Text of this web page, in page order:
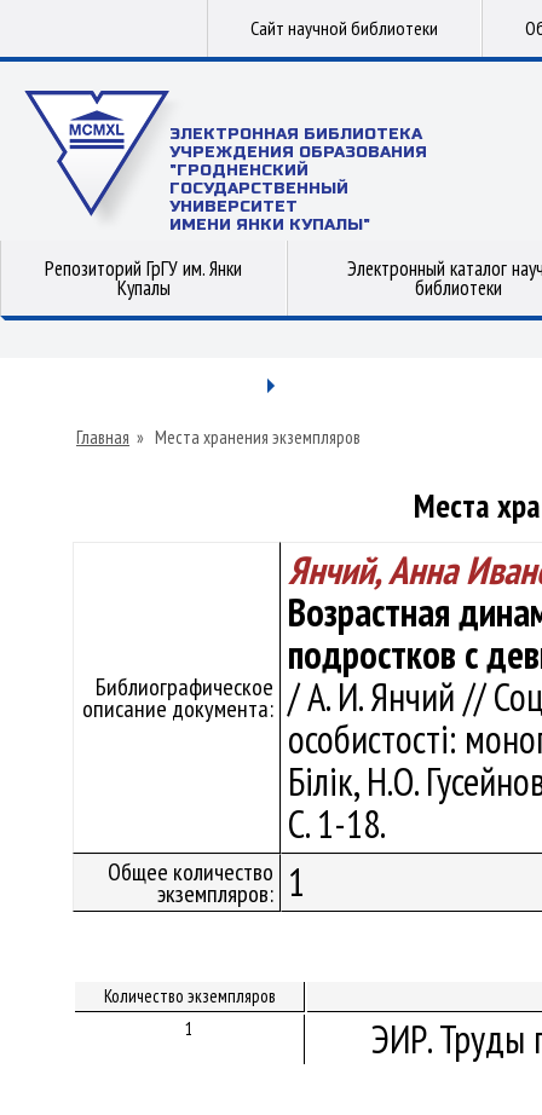
Сайт научной библиотеки
ЭЛЕКТРОННАЯ БИБЛИОТЕКА
УЧРЕЖДЕНИЯ ОБРАЗОВАНИЯ
"ГРОДНЕНСКИЙ
ГОСУДАРСТВЕННЫЙ
УНИВЕРСИТЕТ
ИМЕНИ ЯНКИ КУПАЛЫ"
Репозиторий ГрГУ им. Янки
Купалы
Электронный каталог
библиотеки
Главная » Места хранения экземпляров
Места
Библиографическое
описание документа:
Янчий, Анна
Возрастная
подростков с
/ А. И. Янчий //
особистості:
Білік, Н.О.
С. 1-18.
Общее количество
экземпляров: 1
Количество экземпляров
1
ЭИР. Труды